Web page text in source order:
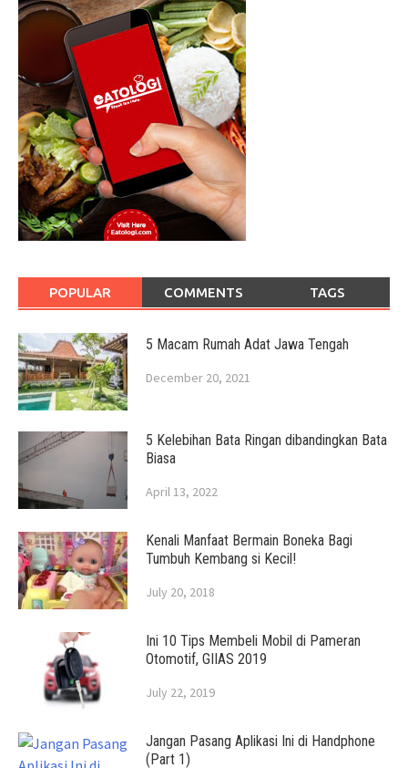
POPULAR COMMENTS TAGS
5 Macam Rumah Adat Jawa Tengah
December 20, 2021
5 Kelebihan Bata Ringan dibandingkan Bata
Biasa
April 13, 2022
Kenali Manfaat Bermain Boneka Bagi
Tumbuh Kembang si Kecil!
July 20, 2018
Ini 10 Tips Membeli Mobil di Pameran
Otomotif, GIIAS 2019
July 22, 2019
Jangan Pasang Aplikasi Ini di Handphone
(Part 1)